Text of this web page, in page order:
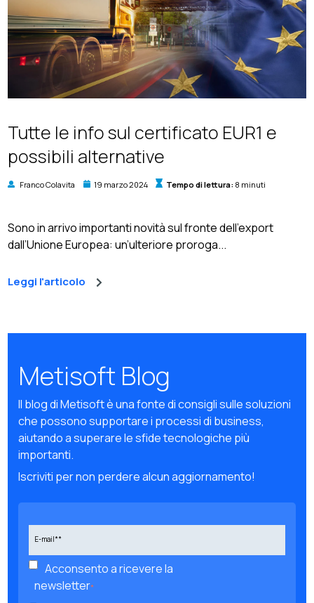
Tutte le info sul certificato EUR1 e
possibili alternative
Franco Colavita 19 marzo 2024 Tempo di lettura:8 minuti
Sono in arrivo importanti novità sul fronte dell’export
dall’Unione Europea: un’ulteriore proroga...
Leggi l'articolo
Metisoft Blog
Il blog di Metisoft è una fonte di consigli sulle soluzioni
che possono supportare i processi di business,
aiutando a superare le sfide tecnologiche più
importanti.
Iscriviti per non perdere alcun aggiornamento!
Acconsento a ricevere la
newsletter*